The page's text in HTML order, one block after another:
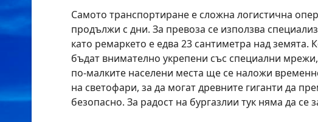
Самото транспортиране е сложна логистична
продължи с дни. За превоза се използва
като ремаркето е едва 23 сантиметра над земята.
бъдат внимателно укрепени със специални
по-малките населени места ще се наложи
на светофари, за да могат древните гиганти да
безопасно. За радост на бургазлии тук няма да се